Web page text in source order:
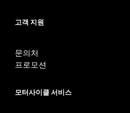
d.com/warranty
고객 지원
문의처
프로모션
모터사이클 서비스